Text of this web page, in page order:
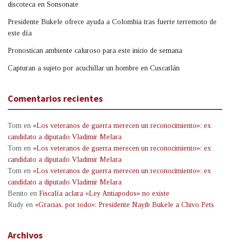
discoteca en Sonsonate
Presidente Bukele ofrece ayuda a Colombia tras fuerte terremoto de
este día
Pronostican ambiente caluroso para este inicio de semana
Capturan a sujeto por acuchillar un hombre en Cuscatlán
Comentarios recientes
Tom en «Los veteranos de guerra merecen un reconocimiento»: ex
candidato a diputado Vladimir Melara
Tom en «Los veteranos de guerra merecen un reconocimiento»: ex
candidato a diputado Vladimir Melara
Tom en «Los veteranos de guerra merecen un reconocimiento»: ex
candidato a diputado Vladimir Melara
Benito en Fiscalía aclara «Ley Antiapodos» no existe
Rudy en «Gracias, por todo»: Presidente Nayib Bukele a Chivo Pets
Archivos